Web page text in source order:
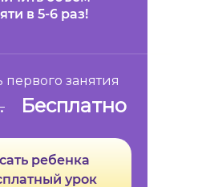
первого занятия
Бесплатно
в 5-6 раз!
ребенка
урок